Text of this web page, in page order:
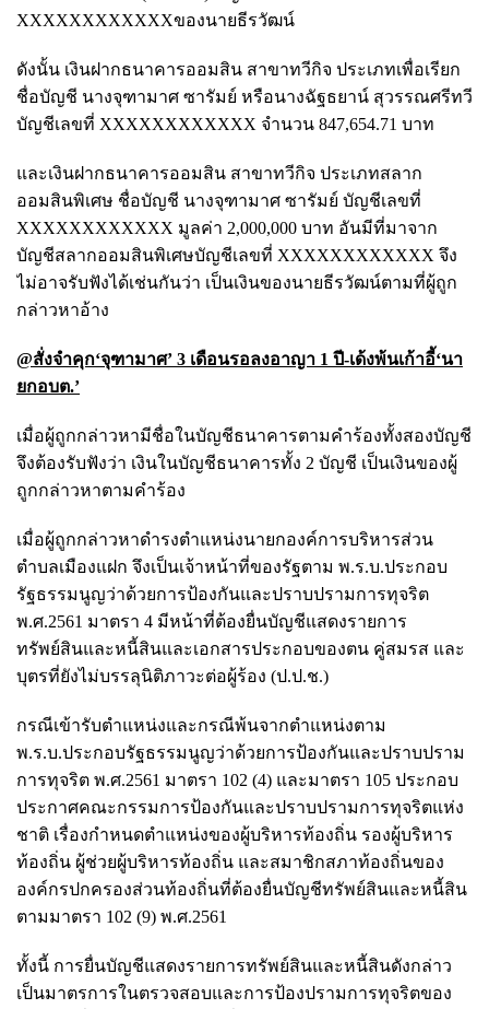
XXXXXXXXXXXXของนายธีรวัฒน์
ดังนั้น เงินฝากธนาคารออมสิน สาขาทวีกิจ ประเภทเพื่อเรียก
ชื่อบัญชี นางจุฑามาศ ซารัมย์ หรือนางฉัฐธยาน์ สุวรรณศรีทวี
บัญชีเลขที่ XXXXXXXXXXXX จำนวน 847,654.71 บาท
และเงินฝากธนาคารออมสิน สาขาทวีกิจ ประเภทสลาก
ออมสินพิเศษ ชื่อบัญชี นางจุฑามาศ ซารัมย์ บัญชีเลขที่
XXXXXXXXXXXX มูลค่า 2,000,000 บาท อันมีที่มาจาก
บัญชีสลากออมสินพิเศษบัญชีเลขที่ XXXXXXXXXXXX จึง
ไม่อาจรับฟังได้เช่นกันว่า เป็นเงินของนายธีรวัฒน์ตามที่ผู้ถูก
กล่าวหาอ้าง
@สั่งจำคุก‘จุฑามาศ’ 3 เดือนรอลงอาญา 1 ปี-เด้งพ้นเก้าอี้‘นา
ยกอบต.’
เมื่อผู้ถูกกล่าวหามีชื่อในบัญชีธนาคารตามคำร้องทั้งสองบัญชี
จึงต้องรับฟังว่า เงินในบัญชีธนาคารทั้ง 2 บัญชี เป็นเงินของผู้
ถูกกล่าวหาตามคำร้อง
เมื่อผู้ถูกกล่าวหาดำรงตำแหน่งนายกองค์การบริหารส่วน
ตำบลเมืองแฝก จึงเป็นเจ้าหน้าที่ของรัฐตาม พ.ร.บ.ประกอบ
รัฐธรรมนูญว่าด้วยการป้องกันและปราบปรามการทุจริต
พ.ศ.2561 มาตรา 4 มีหน้าที่ต้องยื่นบัญชีแสดงรายการ
ทรัพย์สินและหนี้สินและเอกสารประกอบของตน คู่สมรส และ
บุตรที่ยังไม่บรรลุนิติภาวะต่อผู้ร้อง (ป.ป.ช.)
กรณีเข้ารับตำแหน่งและกรณีพ้นจากตำแหน่งตาม
พ.ร.บ.ประกอบรัฐธรรมนูญว่าด้วยการป้องกันและปราบปราม
การทุจริต พ.ศ.2561 มาตรา 102 (4) และมาตรา 105 ประกอบ
ประกาศคณะกรรมการป้องกันและปราบปรามการทุจริตแห่ง
ชาติ เรื่องกำหนดตำแหน่งของผู้บริหารท้องถิ่น รองผู้บริหาร
ท้องถิ่น ผู้ช่วยผู้บริหารท้องถิ่น และสมาชิกสภาท้องถิ่นของ
องค์กรปกครองส่วนท้องถิ่นที่ต้องยื่นบัญชีทรัพย์สินและหนี้สิน
ตามมาตรา 102 (9) พ.ศ.2561
ทั้งนี้ การยื่นบัญชีแสดงรายการทรัพย์สินและหนี้สินดังกล่าว
เป็นมาตรการในตรวจสอบและการป้องปรามการทุจริตของ